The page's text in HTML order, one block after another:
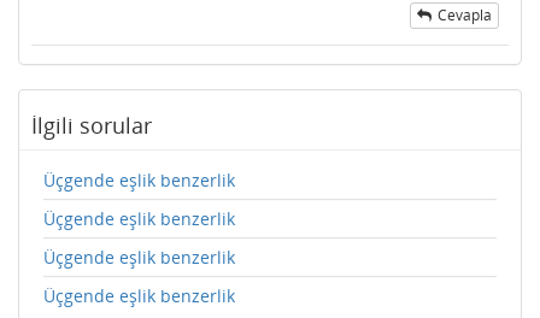
Cevapla
İlgili sorular
Üçgende eşlik benzerlik
Üçgende eşlik benzerlik
Üçgende eşlik benzerlik
Üçgende eşlik benzerlik